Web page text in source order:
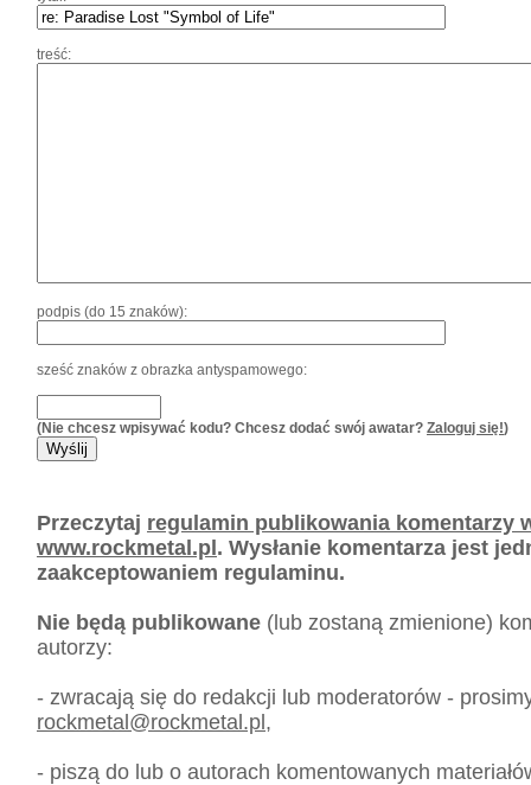
treść:
podpis (do 15 znaków):
sześć znaków z obrazka antyspamowego:
(Nie chcesz wpisywać kodu? Chcesz dodać swój awatar? Zaloguj się!)
Przeczytaj regulamin publikowania komentarzy
www.rockmetal.pl. Wysłanie komentarza jest
zaakceptowaniem regulaminu.
Nie będą publikowane (lub zostaną zmienione)
autorzy:
- zwracają się do redakcji lub moderatorów -
rockmetal@rockmetal.pl,
- piszą do lub o autorach komentowanych